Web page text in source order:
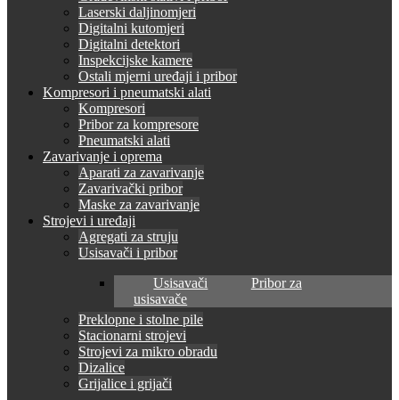
Laserski daljinomjeri
Digitalni kutomjeri
Digitalni detektori
Inspekcijske kamere
Ostali mjerni uređaji i pribor
Kompresori i pneumatski alati
Kompresori
Pribor za kompresore
Pneumatski alati
Zavarivanje i oprema
Aparati za zavarivanje
Zavarivački pribor
Maske za zavarivanje
Strojevi i uređaji
Agregati za struju
Usisavači i pribor
Usisavači
Pribor za
usisavače
Preklopne i stolne pile
Stacionarni strojevi
Strojevi za mikro obradu
Dizalice
Grijalice i grijači